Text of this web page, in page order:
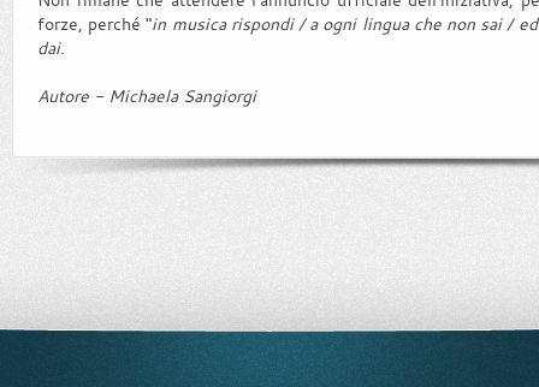
forze, perché "in musica rispondi / a ogni lingua che non sai /
dai.
Autore - Michaela Sangiorgi